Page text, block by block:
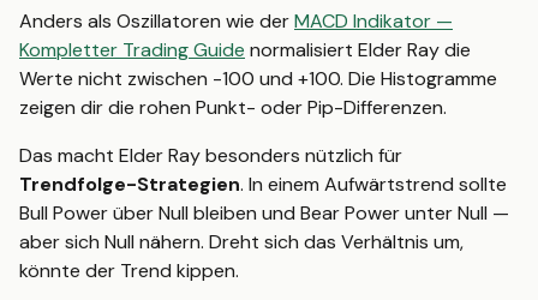
Anders als Oszillatoren wie derMACD Indikator —
Kompletter Trading Guide normalisiert Elder Ray die
Werte nicht zwischen -100 und +100. Die Histogramme
zeigen dir die rohen Punkt- oder Pip-Differenzen.
Das macht Elder Ray besonders nützlich für
Trendfolge-Strategien. In einem Aufwärtstrend sollte
Bull Power über Null bleiben und Bear Power unter Null —
aber sich Null nähern. Dreht sich das Verhältnis um,
könnte der Trend kippen.